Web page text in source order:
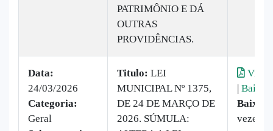
PATRIMÔNIO E DÁ
OUTRAS
PROVIDÊNCIAS.
Data:
24/03/2026
Categoria:
Geral
Titulo: LEI
MUNICIPAL Nº 1375,
DE 24 DE MARÇO DE
2026. SÚMULA:
| Baixar
vezes